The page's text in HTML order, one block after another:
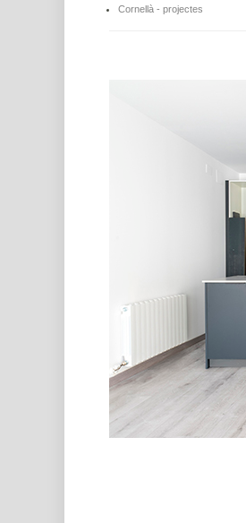
Cornellà - projectes